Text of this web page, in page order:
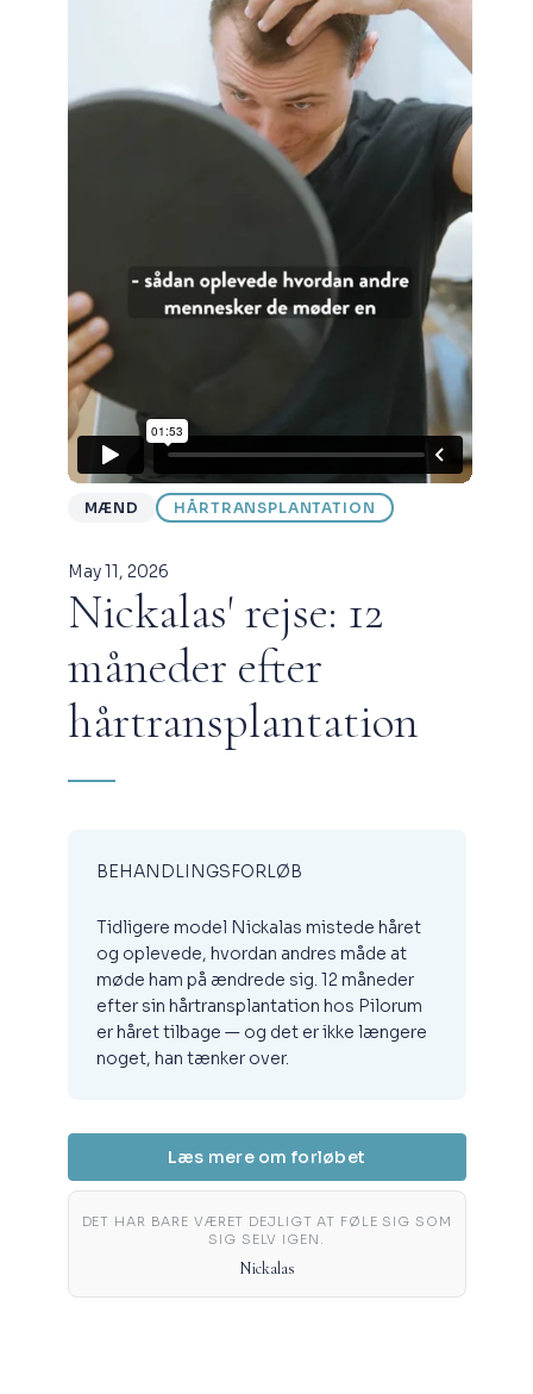
MÆND HÅRTRANSPLANTATION
May 11, 2026
Nickalas' rejse: 12
måneder efter
hårtransplantation
BEHANDLINGSFORLØB
Tidligere model Nickalas mistede håret
og oplevede, hvordan andres måde at
møde ham på ændrede sig. 12 måneder
efter sin hårtransplantation hos Pilorum
er håret tilbage — og det er ikke længere
noget, han tænker over.
Læs mere om forløbet
DET HAR BARE VÆRET DEJLIGT AT FØLE SIG SOM
SIG SELV IGEN.
Nickalas